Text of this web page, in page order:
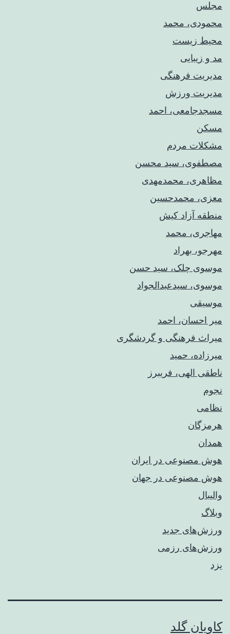
مجلس
محمودی، محمد
محیط زیست
مد و زیبایی
مدیریت فرهنگی
مدیریت ورزش
مسجدجامعی، احمد
مسکن
مشکلات مردم
مصطفوی، سید محسن
مظاهری، محمدمهدی
معزی، محمدحسین
منطقه آزاد کیش
مهاجری، محمد
مهرجو، بهراد
موسوی چلک، سید حسن
موسوی، سیدعبدالجواد
موسیقی
میر احسان، احمد
میراث فرهنگی و گردشگری
میرزاده، حمید
ناطقی الهی، فریبرز
نجوم
نظامی
هرمزگان
همدان
هوش مصنوعی در ایران
هوش مصنوعی در جهان
والیبال
وبلاگ
ورزش‌های جدید
ورزش‌های رزمی
یزد
کاویان گلد